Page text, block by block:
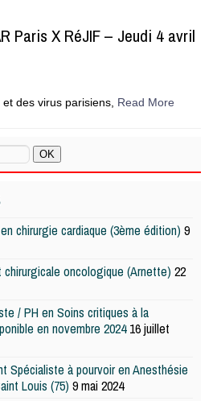
Paris X RéJIF – Jeudi 4 avril
des virus parisiens, Read More
chirurgie cardiaque (3ème édition) 9
oncologique (Arnette) 22
/ PH en Soins critiques à la
en novembre 2024 16 juillet
Spécialiste à pourvoir en Anesthésie
Louis (75) 9 mai 2024